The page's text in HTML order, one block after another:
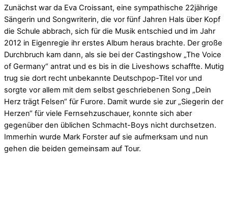
Zunächst war da Eva Croissant, eine sympathische 22jährige
Sängerin und Songwriterin, die vor fünf Jahren Hals über Kopf
die Schule abbrach, sich für die Musik entschied und im Jahr
2012 in Eigenregie ihr erstes Album heraus brachte. Der große
Durchbruch kam dann, als sie bei der Castingshow „The Voice
of Germany“ antrat und es bis in die Liveshows schaffte. Mutig
trug sie dort recht unbekannte Deutschpop-Titel vor und
sorgte vor allem mit dem selbst geschriebenen Song „Dein
Herz trägt Felsen“ für Furore. Damit wurde sie zur „Siegerin der
Herzen“ für viele Fernsehzuschauer, konnte sich aber
gegenüber den üblichen Schmacht-Boys nicht durchsetzen.
Immerhin wurde Mark Forster auf sie aufmerksam und nun
gehen die beiden gemeinsam auf Tour.